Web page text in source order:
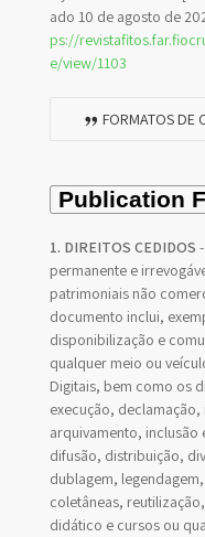
ado 10 de agosto de
ps://
e/view/1103
FORMATOS DE
1. DIREITOS CEDIDOS
permanente e
patrimoniais não
documento inclui,
disponibilização e
qualquer meio ou
Digitais, bem como os
execução,
arquivamento,
difusão, distribuição,
dublagem,
coletâneas,
didático e cursos ou